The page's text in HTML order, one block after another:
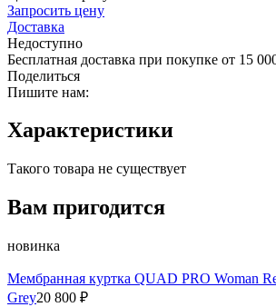
Запросить цену
Доставка
Недоступно
Бесплатная доставка при покупке от 15
Поделиться
Пишите нам:
Характеристики
Такого товара не существует
Вам пригодится
новинка
Мембранная куртка QUAD PRO Woman
Grey20 800 ₽